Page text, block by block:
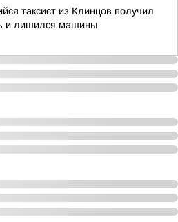
таксист из Клинцов получил
и лишился машины